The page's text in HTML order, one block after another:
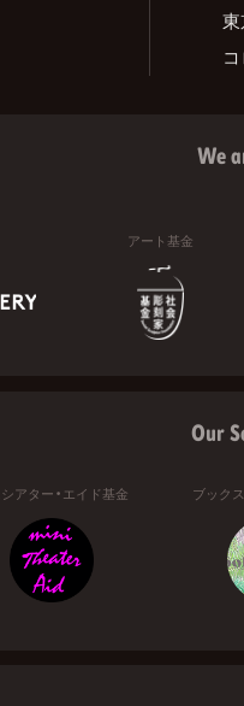
We
アート基金
Our
アター・エイド基金 ブック